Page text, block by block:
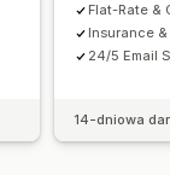
Flat-Rate &
Insurance
24/5 Email
14-dniowa